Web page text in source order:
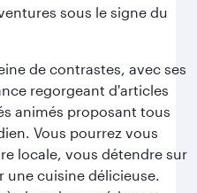
sous le signe du
de contrastes, avec ses
regorgeant d'articles
animés proposant tous
Vous pourrez vous
locale, vous détendre sur
une cuisine délicieuse.